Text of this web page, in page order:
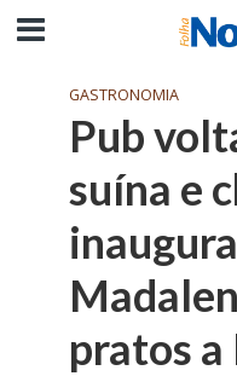
GASTRONOMIA
Pub
suína e
pratos a